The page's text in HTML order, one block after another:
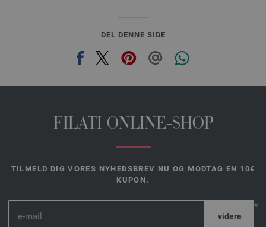
DEL DENNE SIDE
FILATI ONLINE-SHOP
TILMELD DIG VORES NYHEDSBREV NU OG MODTAG EN 10€
KUPON.
*